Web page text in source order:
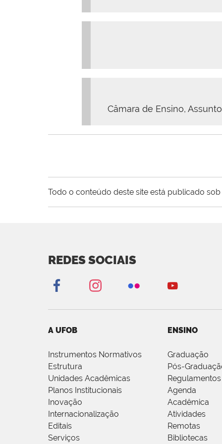
Câmara de Ensino,
Todo o conteúdo deste site está publicado sob
REDES SOCIAIS
A UFOB
Instrumentos Normativos
Estrutura
Unidades Acadêmicas
Planos Institucionais
Inovação
Internacionalização
Editais
Serviços
ENSINO
Graduação
Pós-
Regulamentos
Agenda
Acadêmica
Atividades
Remotas
Bibliotecas